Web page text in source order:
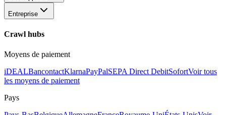
Entreprise
Crawl hubs
Moyens de paiement
iDEALBancontactKlarnaPayPalSEPA Direct DebitSofortVoir tous
les moyens de paiement
Pays